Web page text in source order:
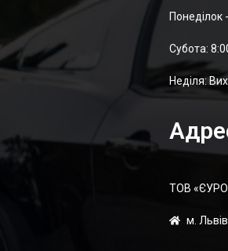
Понеділок
Суботa:
Неділя:
ТОВ
м.